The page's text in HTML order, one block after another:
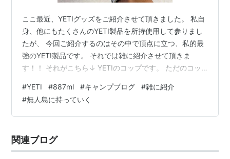
ここ最近、YETIグッズをご紹介させて頂きました。 私自
身、他にもたくさんのYETI製品を所持使用して参りまし
たが、 今回ご紹介するのはその中で頂点に立つ、私的最
強のYETI製品です。 それでは雑に紹介させて頂きま
す！！ それがこちら↓ YETIのコップです。 ただのコッ
くても保冷力最強。 （付属の蓋は買ってすぐにどっか行
きました。） jinseiganoasobi.com
www.jinseiganoasobi.com 私は手が大きい方ですが、片
大きさです。 そもそも コップ と言う言い…
#YETI #887ml #キャンプブログ #雑に紹介
#無人島に持っていく
関連ブログ